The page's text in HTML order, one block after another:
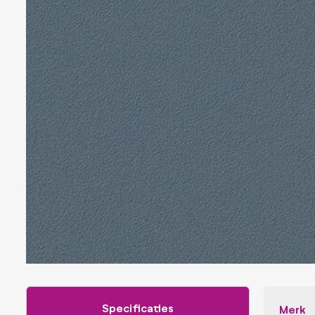
Veiligheidsfolies
Whiteboard folies
Zonwerende folies
Specificaties Merk